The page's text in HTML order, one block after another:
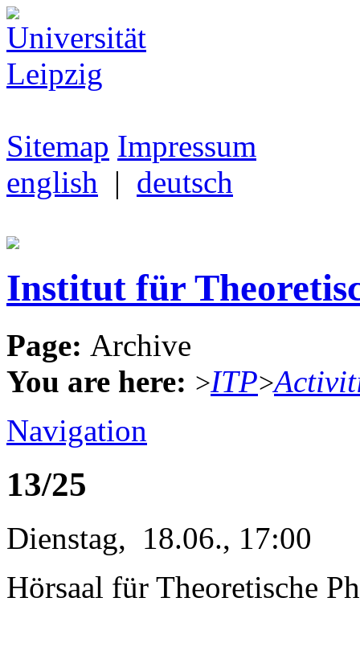
Sitemap Impressum
english | deutsch
Institut für
Page: Archive
You are here: >ITP>
Navigation
13/25
Dienstag, 18.06., 17:00
Hörsaal für Theoretische